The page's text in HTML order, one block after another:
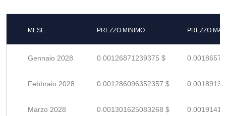
MESE PREZZO MINIMO PREZZO
Gennaio 2028 0.00126871239375 $
Febbraio 2028 0.001286096352357 $
Marzo 2028 0.001301625083268 $